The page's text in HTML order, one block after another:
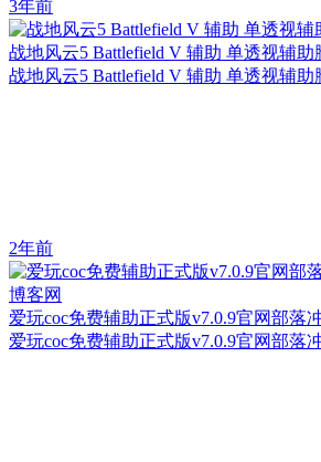
3年前
战地风云5 Battlefield V 辅助 单透视辅助
战地风云5 Battlefield V 辅助 单透视辅助
2年前
爱玩coc免费辅助正式版v7.0.9官网部落
爱玩coc免费辅助正式版v7.0.9官网部落